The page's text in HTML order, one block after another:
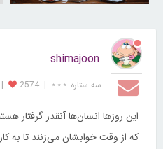
shimajoon
سه ستاره ⋆⋆⋆ |
2574
|
این روزها انسان‌ها آنقدر گرفتار
که از وقت خوابشان می‌زنند تا به